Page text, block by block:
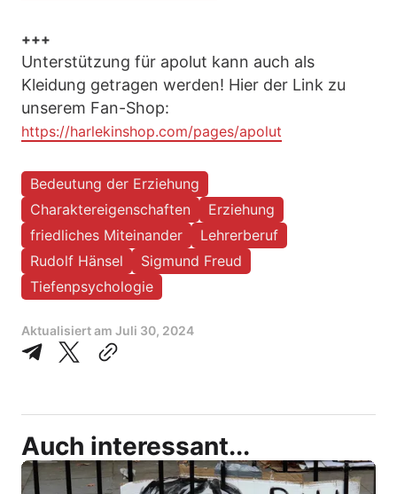
+++
Unterstützung für apolut kann auch als
Kleidung getragen werden! Hier der Link zu
unserem Fan-Shop:
https://harlekinshop.com/pages/apolut
Bedeutung der Erziehung
Charaktereigenschaften
Erziehung
friedliches Miteinander
Lehrerberuf
Rudolf Hänsel
Sigmund Freud
Tiefenpsychologie
Aktualisiert am Juli 30, 2024
Auch interessant...